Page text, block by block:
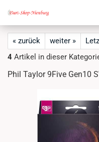
« zurück weiter »
4 Artikel in dieser
Phil Taylor 9Five Gen10